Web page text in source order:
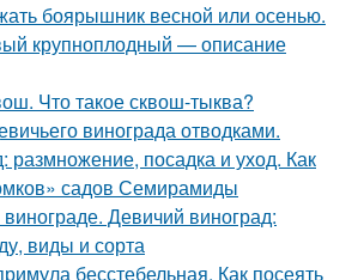
боярышник весной или осенью.
крупноплодный — описание
Что такое сквош-тыква?
винограда отводками.
размножение, посадка и уход. Как
садов Семирамиды
Девичий виноград:
виды и сорта
бесстебельная. Как посеять